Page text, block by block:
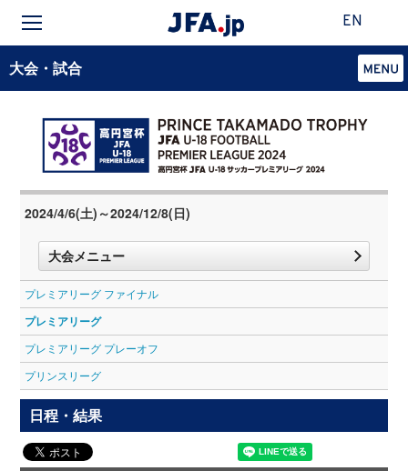
EN
大会・試合
2024/4/6(土)～2024/12/8(日)
大会メニュー
プレミアリーグ ファイナル
プレミアリーグ
プレミアリーグ プレーオフ
プリンスリーグ
日程・結果